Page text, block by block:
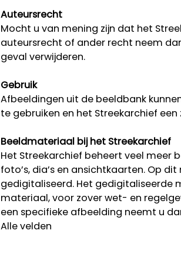
Auteursrecht
Mocht u van mening zijn dat het
auteursrecht of ander recht neem
geval verwijderen.
Gebruik
Afbeeldingen uit de beeldbank
te gebruiken en het Streekarchief
Beeldmateriaal bij het Streekarchief
Het Streekarchief beheert veel meer
foto’s, dia’s en ansichtkaarten. Op
gedigitaliseerd. Het gedigitaliseerde
materiaal, voor zover wet- en
een specifieke afbeelding neemt u
Alle velden